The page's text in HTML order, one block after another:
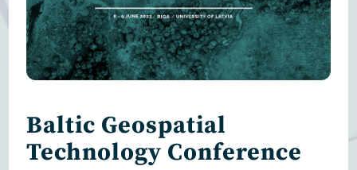
Baltic Geospatial
Technology Conference